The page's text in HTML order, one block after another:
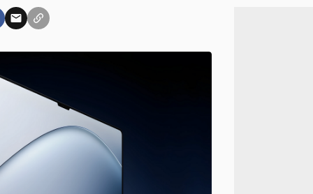
aceito e concordo com os